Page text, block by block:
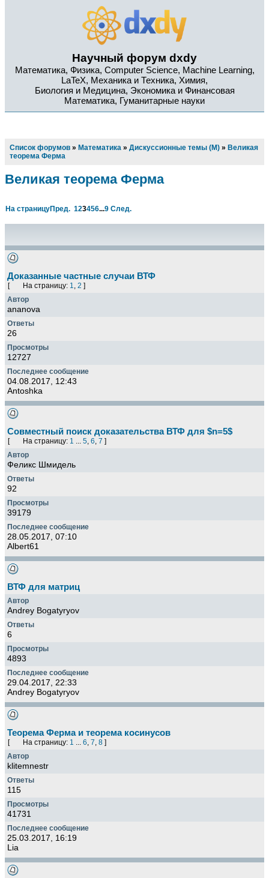
Научный форум dxdy
Математика, Физика, Computer Science, Machine Learning,
LaTeX, Механика и Техника, Химия,
Биология и Медицина, Экономика и Финансовая
Математика, Гуманитарные науки
Список форумов » Математика » Дискуссионные темы (М) » Великая
теорема Ферма
Великая теорема Ферма
На страницуПред. 123456...9 След.
Доказанные частные случаи ВТФ
[ На страницу: 1, 2 ]
ananova
26
12727
04.08.2017, 12:43
Antoshka
Совместный поиск доказательства ВТФ для $n=5$
[ На страницу: 1 ... 5, 6, 7 ]
Феликс Шмидель
92
39179
28.05.2017, 07:10
Albert61
ВТФ для матриц
Andrey Bogatyryov
6
4893
29.04.2017, 22:33
Andrey Bogatyryov
Теорема Ферма и теорема косинусов
[ На страницу: 1 ... 6, 7, 8]
klitemnestr
115
41731
25.03.2017, 16:19
Lia